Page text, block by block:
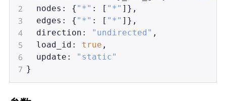
2 nodes : { "*" : [ "*" ]},
3 edges : { "*" : [ "*" ]},
4 direction : "undirected" ,
5 load_id : true ,
6 update : "static"
7 }